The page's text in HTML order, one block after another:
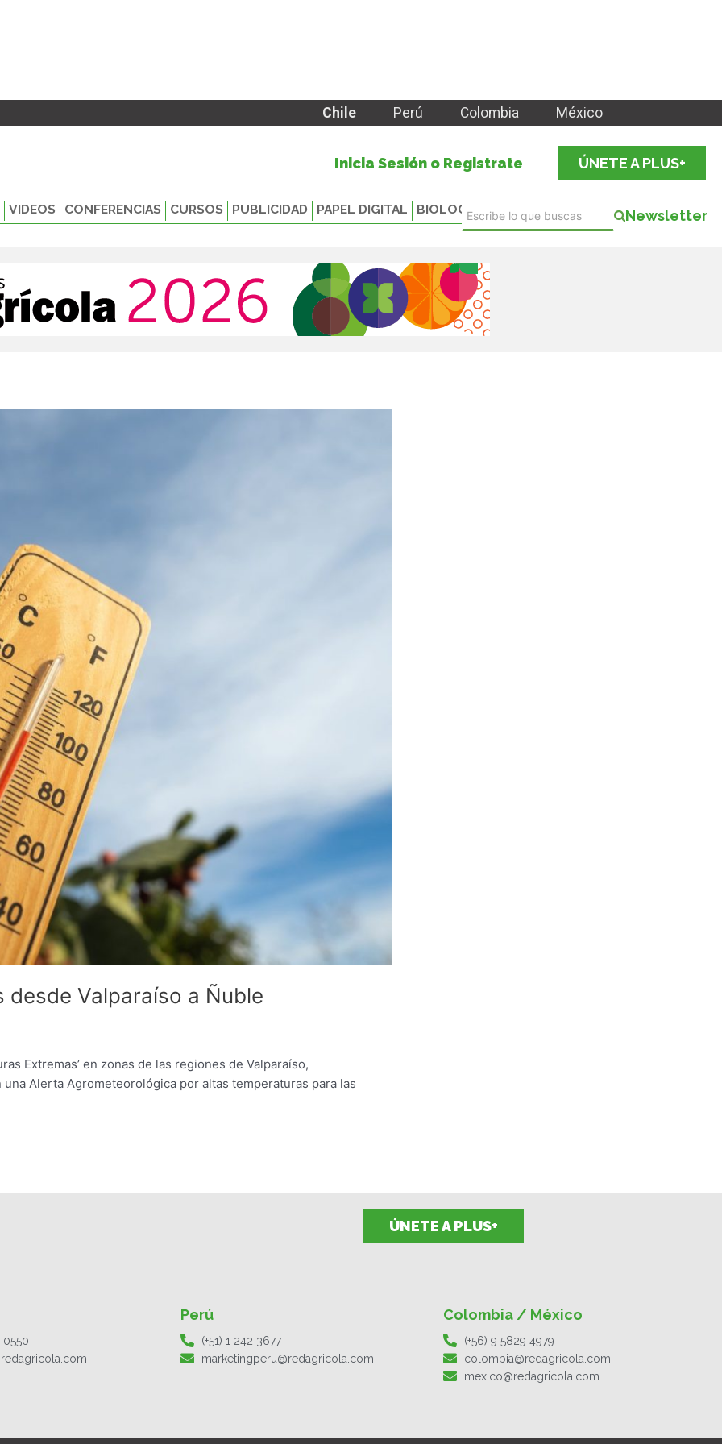
Chile Perú Colombia México
Inicia Sesión o Registrate ÚNETE A PLUS+
VIDEOS CONFERENCIAS CURSOS PUBLICIDAD PAPEL DIGITAL BIOLOGICALS Newsletter
Valparaíso a Ñuble
Extremas’ en zonas de las regiones de Valparaíso,
Alerta Agrometeorológica por altas temperaturas para las
ÚNETE A PLUS+
0550
Perú
(+51) 1 242 3677
marketingperu@redagricola.com
Colombia / México
(+56) 9 5829 4979
colombia@redagricola.com
mexico@redagricola.com